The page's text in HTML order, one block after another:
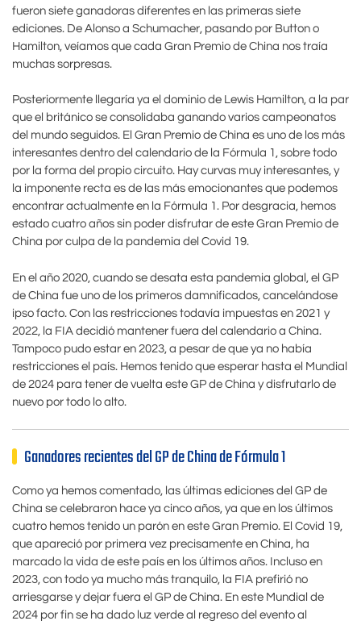
fueron siete ganadoras diferentes en las primeras siete
ediciones. De Alonso a Schumacher, pasando por Button o
Hamilton, veíamos que cada Gran Premio de China nos traía
muchas sorpresas.
Posteriormente llegaría ya el dominio de Lewis Hamilton, a la par
que el británico se consolidaba ganando varios campeonatos
del mundo seguidos. El Gran Premio de China es uno de los más
interesantes dentro del calendario de la Fórmula 1, sobre todo
por la forma del propio circuito. Hay curvas muy interesantes, y
la imponente recta es de las más emocionantes que podemos
encontrar actualmente en la Fórmula 1. Por desgracia, hemos
estado cuatro años sin poder disfrutar de este Gran Premio de
China por culpa de la pandemia del Covid 19.
En el año 2020, cuando se desata esta pandemia global, el GP
de China fue uno de los primeros damnificados, cancelándose
ipso facto. Con las restricciones todavía impuestas en 2021 y
2022, la FIA decidió mantener fuera del calendario a China.
Tampoco pudo estar en 2023, a pesar de que ya no había
restricciones el país. Hemos tenido que esperar hasta el Mundial
de 2024 para tener de vuelta este GP de China y disfrutarlo de
nuevo por todo lo alto.
Ganadores recientes del GP de China de Fórmula 1
Como ya hemos comentado, las últimas ediciones del GP de
China se celebraron hace ya cinco años, ya que en los últimos
cuatro hemos tenido un parón en este Gran Premio. El Covid 19,
que apareció por primera vez precisamente en China, ha
marcado la vida de este país en los últimos años. Incluso en
2023, con todo ya mucho más tranquilo, la FIA prefirió no
arriesgarse y dejar fuera el GP de China. En este Mundial de
2024 por fin se ha dado luz verde al regreso del evento al